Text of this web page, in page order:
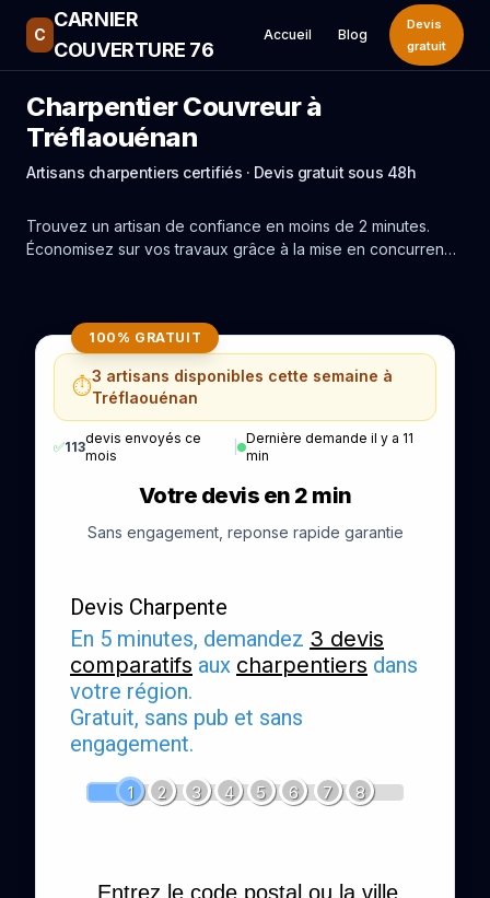
C
CARNIER
COUVERTURE 76
Accueil Blog
Devis
gratuit
Charpentier Couvreur à
Tréflaouénan
Artisans charpentiers certifiés · Devis gratuit sous 48h
Trouvez un artisan de confiance en moins de 2 minutes.
Économisez sur vos travaux grâce à la mise en concurrence
100% GRATUIT
⏱️3 artisans disponibles cette semaine à
Tréflaouénan
✅113
devis envoyés ce
mois
|
Dernière demande il y a 11
min
Votre devis en 2 min
Sans engagement, reponse rapide garantie
Devis Charpente
En 5 minutes, demandez 3 devis
comparatifs aux charpentiers dans
votre région.
Gratuit, sans pub et sans
engagement.
1 2 3 4 5 6 7 8
Entrez le code postal ou la ville